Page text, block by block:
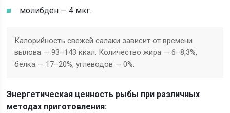
молибден — 4 мкг.
Калорийность свежей салаки зависит от времени
вылова — 93–143 ккал. Количество жира — 6–8,3%,
белка — 17–20%, углеводов — 0%.
Энергетическая ценность рыбы при различных
методах приготовления: